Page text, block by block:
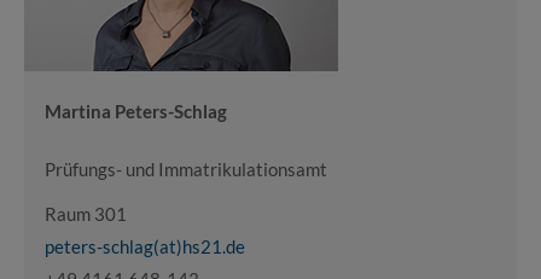
Martina Peters-Schlag
Prüfungs- und Immatrikulationsamt
Raum 301
peters-schlag(at)hs21.de